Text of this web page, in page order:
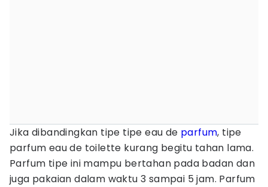
Jika dibandingkan tipe tipe eau de parfum, tipe
parfum eau de toilette kurang begitu tahan lama.
Parfum tipe ini mampu bertahan pada badan dan
juga pakaian dalam waktu 3 sampai 5 jam. Parfum